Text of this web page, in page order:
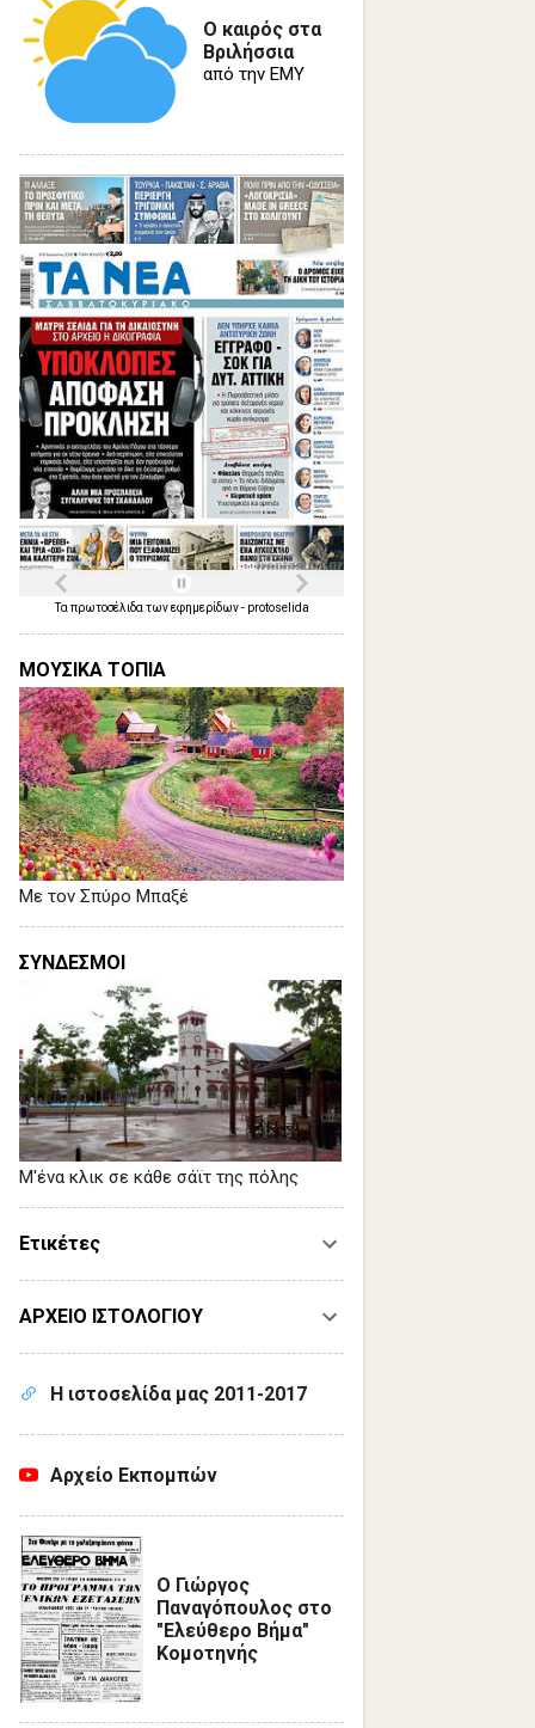
Ο καιρός στα
Βριλήσσια
από την ΕΜΥ
Τα πρωτοσέλιδα τωνεφημερίδων- protoselida
ΜΟΥΣΙΚΑ ΤΟΠΙΑ
Με τον Σπύρο Μπαξέ
ΣΥΝΔΕΣΜΟΙ
Μ'ένα κλικ σε κάθε σάϊτ της πόλης
Ετικέτες
ΑΡΧΕΙΟ ΙΣΤΟΛΟΓΙΟΥ
Η ιστοσελίδα μας 2011-2017
Αρχείο Εκπομπών
Ο Γιώργος
Παναγόπουλος στο
"Ελεύθερο Βήμα"
Κομοτηνής